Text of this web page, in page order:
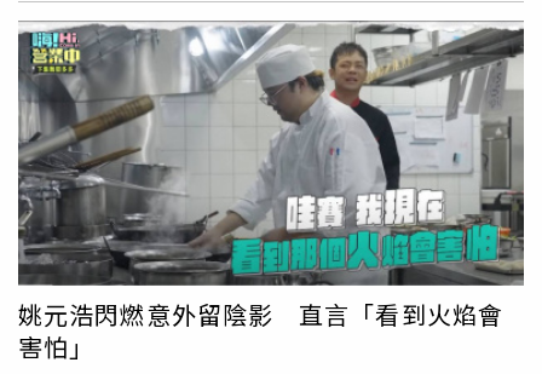
「每次來上班都好像回家的感覺。」在馬來西亞熱浪島出任
務的同時，
乱彈阿翔在姚元浩、郭泓志、莎莎的協助之下完
成應援曲〈嗨！Happy day〉，對此，姚元浩表示：「可以
這麼快地寫出一首歌，這就代表這幾年我們大家累積下來的
情感。」粉絲們也說：「聽見夥伴們加碼唱嗨！Happy Day
真的好催淚，明明是一首很黑皮的歌但聽起來好感傷唷！」
加碼許願第五季快點播出。
姚元浩閃燃意外留陰影 直言「看到火焰會
害怕」